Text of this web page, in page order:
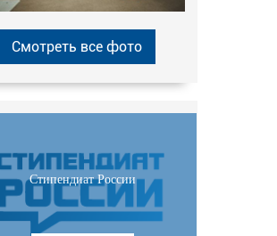
Смотреть все фото
Стипендиат России